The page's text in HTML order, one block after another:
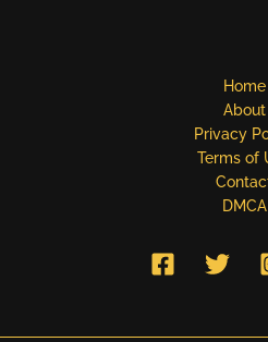
Home
About
Privacy
Terms of
DMCA